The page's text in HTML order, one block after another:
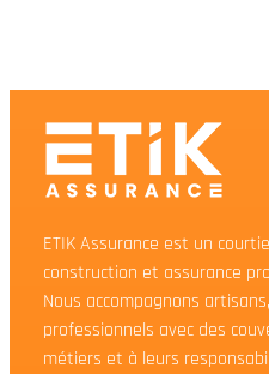
ETIK Assurance est un
construction et assurance
Nous accompagnons
professionnels avec des
métiers et à leurs